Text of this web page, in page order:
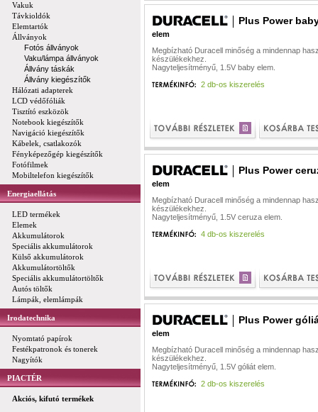
Vakuk
Távkioldók
Elemtartók
Állványok
Fotós állványok
Vaku/lámpa állványok
Állvány táskák
Állvány kiegészítők
Hálózati adapterek
LCD védőfóliák
Tisztító eszközök
Notebook kiegészítők
Navigáció kiegészítők
Kábelek, csatlakozók
Fényképezőgép kiegészítők
Fotófilmek
Mobiltelefon kiegészítők
Energiaellátás
LED termékek
Elemek
Akkumulátorok
Speciális akkumulátorok
Külső akkumulátorok
Akkumulátortöltők
Speciális akkumulátortöltők
Autós töltők
Lámpák, elemlámpák
Irodatechnika
Nyomtató papírok
Festékpatronok és tonerek
Nagyítók
PIACTÉR
Akciós, kifutó termékek
Plus Power
elem
Megbízható Duracell minőség a mindennap
készülékekhez.
Nagyteljesítményű, 1.5V baby elem.
2 db-os kiszerelés
Plus Power
elem
Megbízható Duracell minőség a mindennap
készülékekhez.
Nagyteljesítményű, 1.5V ceruza elem.
4 db-os kiszerelés
Plus Power
elem
Megbízható Duracell minőség a mindennap
készülékekhez.
Nagyteljesítményű, 1.5V góliát elem.
2 db-os kiszerelés